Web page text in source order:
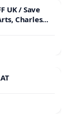
UK / Save
Charles